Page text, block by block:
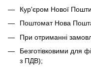
Кур'єром Нової
Поштомат Нова
При отриманні
Безготівковими для
з ПДВ);